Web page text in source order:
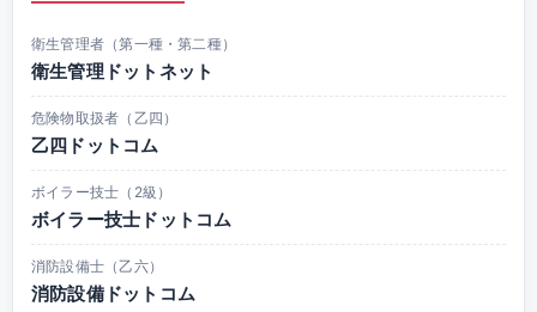
衛生管理者（第一種・第二種）
衛生管理ドットネット
危険物取扱者（乙四）
乙四ドットコム
ボイラー技士（2級）
ボイラー技士ドットコム
消防設備士（乙六）
消防設備ドットコム